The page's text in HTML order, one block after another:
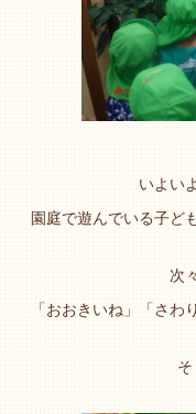
いよい
園庭で遊んでいる子ど
次
「おおきいね」「さ
そ